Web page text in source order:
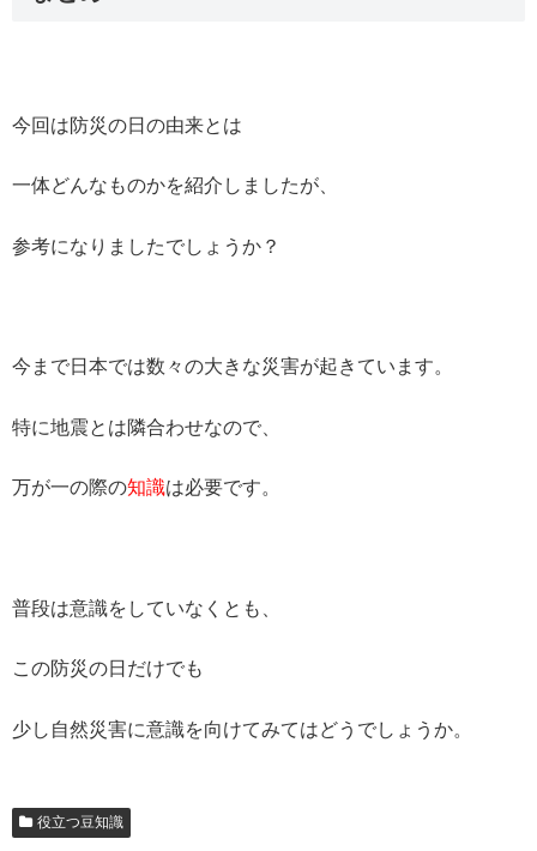
今回は防災の日の由来とは
一体どんなものかを紹介しましたが、
参考になりましたでしょうか？
今まで日本では数々の大きな災害が起きています。
特に地震とは隣合わせなので、
万が一の際の知識は必要です。
普段は意識をしていなくとも、
この防災の日だけでも
少し自然災害に意識を向けてみてはどうでしょうか。
役立つ豆知識